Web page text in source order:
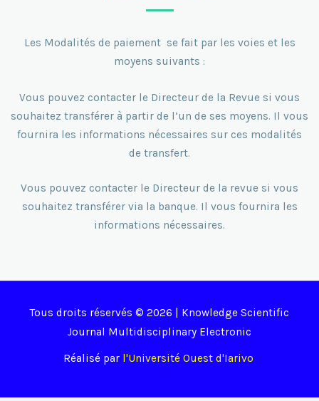
Les Modalités de paiement se fait par les voies et les
moyens suivants :
Vous pouvez contacter le Directeur de la Revue si vous
souhaitez transférer à partir de l’un de ses moyens. Il vous
fournira les informations nécessaires sur ces modalités
de transfert.
Vous pouvez contacter le Directeur de la revue si vous
souhaitez transférer via la banque. Il vous fournira les
informations nécessaires.
Tous droits réservés © 2026 | Knowledge Scientific
Journal Multidisciplinary Electronic
Réalisé par l'Université Ouest d'Iarivo